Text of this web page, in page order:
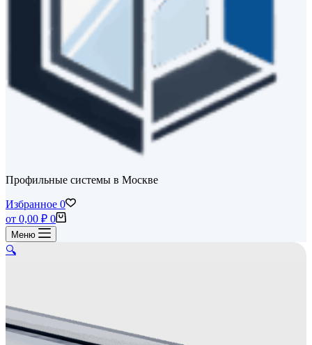
Профильные системы в Москве
Избранное 0
Корзина
от 0,00 ₽ 0
Меню
🔍